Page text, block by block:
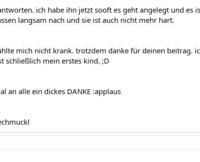
ich habe ihn jetzt sooft es geht angelegt und es
langsam nach und sie ist auch nicht mehr hart.
mich nicht krank. trotzdem danke für deinen beitrag.
schließlich mein erstes kind. ;D
an alle ein dickes DANKE :applaus